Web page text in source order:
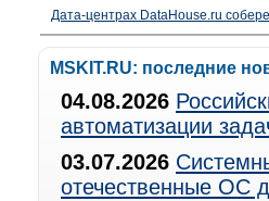
Дата-центрах DataHouse.ru
MSKIT.RU: последние
04.08.2026
автоматизации
03.07.2026
отечественные ОС